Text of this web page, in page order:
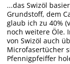
...das Swizöl
Grundstoff, dem
glaub ich zu 40%
noch weitere Öle.
von Swizöl auch
Microfasertücher
Pfennigpfeiffer